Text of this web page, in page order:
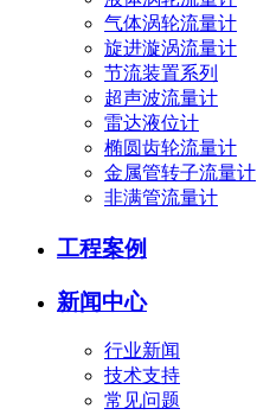
气体涡轮流量计
旋进漩涡流量计
节流装置系列
超声波流量计
雷达液位计
椭圆齿轮流量计
金属管转子流量计
非满管流量计
工程案例
新闻中心
行业新闻
技术支持
常见问题